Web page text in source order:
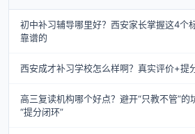
初中补习辅导哪里好？西安家长掌握这4个
靠谱的
西安成才补习学校怎么样啊？真实评价+提
高三复读机构哪个好点？避开“只教不管”的
“提分闭环”